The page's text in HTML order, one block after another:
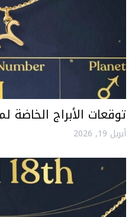
توقعات الأبراج الخاضة
أبريل 19, 2026